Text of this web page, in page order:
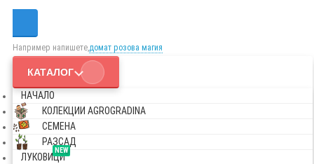
Например напишете,домат розова магия
КАТАЛОГ
НАЧАЛО
КОЛЕКЦИИ AGROGRADINA
СЕМЕНА
РАЗСАД
NEW
ЛУКОВИЦИ